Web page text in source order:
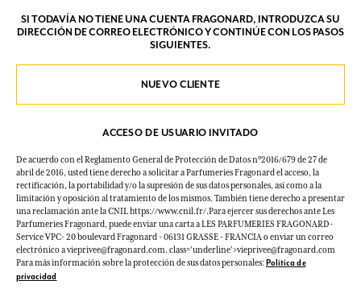
SI TODAVÍA NO TIENE UNA CUENTA FRAGONARD, INTRODUZCA SU
DIRECCIÓN DE CORREO ELECTRÓNICO Y CONTINÚE CON LOS PASOS
SIGUIENTES.
NUEVO CLIENTE
ACCESO DE USUARIO INVITADO
De acuerdo con el Reglamento General de Protección de Datos n°2016/679 de 27 de
abril de 2016, usted tiene derecho a solicitar a Parfumeries Fragonard el acceso, la
rectificación, la portabilidad y/o la supresión de sus datos personales, así como a la
limitación y oposición al tratamiento de los mismos. También tiene derecho a presentar
una reclamación ante la CNIL https://www.cnil.fr/.Para ejercer sus derechos ante Les
Parfumeries Fragonard, puede enviar una carta a LES PARFUMERIES FRAGONARD-
Service VPC- 20 boulevard Fragonard - 06131 GRASSE - FRANCIA o enviar un correo
electrónico a vieprivee@fragonard.com. class='underline'>vieprivee@fragonard.com
Para más información sobre la protección de sus datos personales:Política de
privacidad